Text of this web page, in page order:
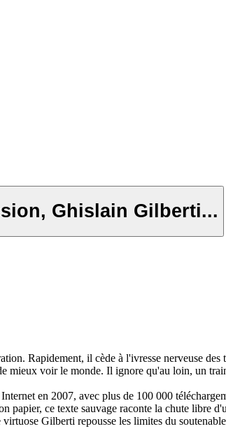
Ghislain Gilberti​...
Rapidement, il cède à l'ivresse nerveuse
mieux voir le monde. Il ignore qu'au loin, un
en 2007, avec plus de 100 000
ce texte sauvage raconte la chute libre
Gilberti repousse les limites du